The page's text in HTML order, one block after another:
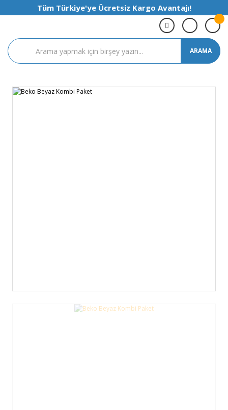
Tüm Türkiye'ye Ücretsiz Kargo Avantajı!
ARAMA